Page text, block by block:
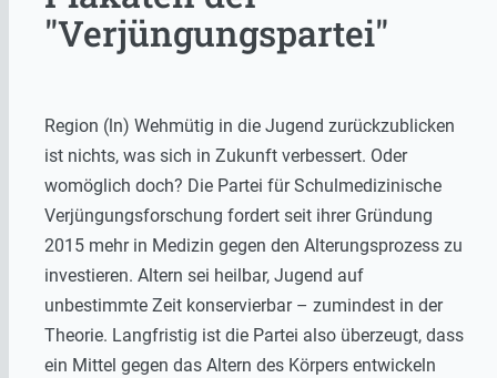
"Verjüngungspartei"
Region (ln) Wehmütig in die Jugend zurückzublicken
ist nichts, was sich in Zukunft verbessert. Oder
womöglich doch? Die Partei für Schulmedizinische
Verjüngungsforschung fordert seit ihrer Gründung
2015 mehr in Medizin gegen den Alterungsprozess zu
investieren. Altern sei heilbar, Jugend auf
unbestimmte Zeit konservierbar – zumindest in der
Theorie. Langfristig ist die Partei also überzeugt, dass
ein Mittel gegen das Altern des Körpers entwickeln